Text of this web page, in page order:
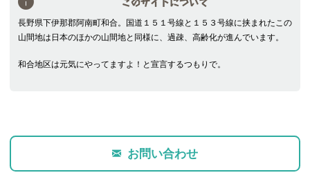
このサイトについて
長野県下伊那郡阿南町和合。国道１５１号線と１５３号線に挟まれたこの
山間地は日本のほかの山間地と同様に、過疎、高齢化が進んでいます。
和合地区は元気にやってますよ！と宣言するつもりで。
お問い合わせ